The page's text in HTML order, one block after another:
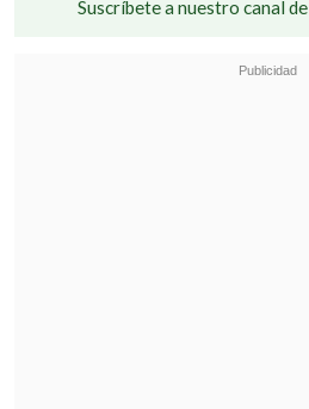
Suscríbete a nuestro canal de